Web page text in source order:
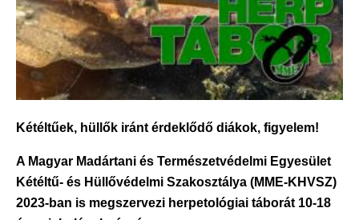
Kétéltűek, hüllők iránt érdeklődő diákok, figyelem!
A Magyar Madártani és Természetvédelmi Egyesület
Kétéltű- és Hüllővédelmi Szakosztálya (MME-KHVSZ)
2023-ban is megszervezi herpetológiai táborát 10-18